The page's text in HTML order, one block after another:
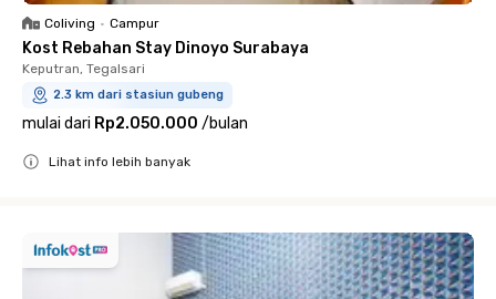
Coliving • Campur
Kost Rebahan Stay Dinoyo Surabaya
Keputran, Tegalsari
2.3 km dari stasiun gubeng
mulai dari Rp2.050.000 /bulan
Lihat info lebih banyak